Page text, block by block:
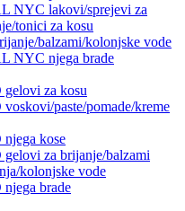
NYC lakovi/sprejevi za
tonici za kosu
balzami/kolonjske vode
NYC njega brade
za kosu
paste/pomade/kreme
kose
za brijanje/balzami
kolonjske vode
brade